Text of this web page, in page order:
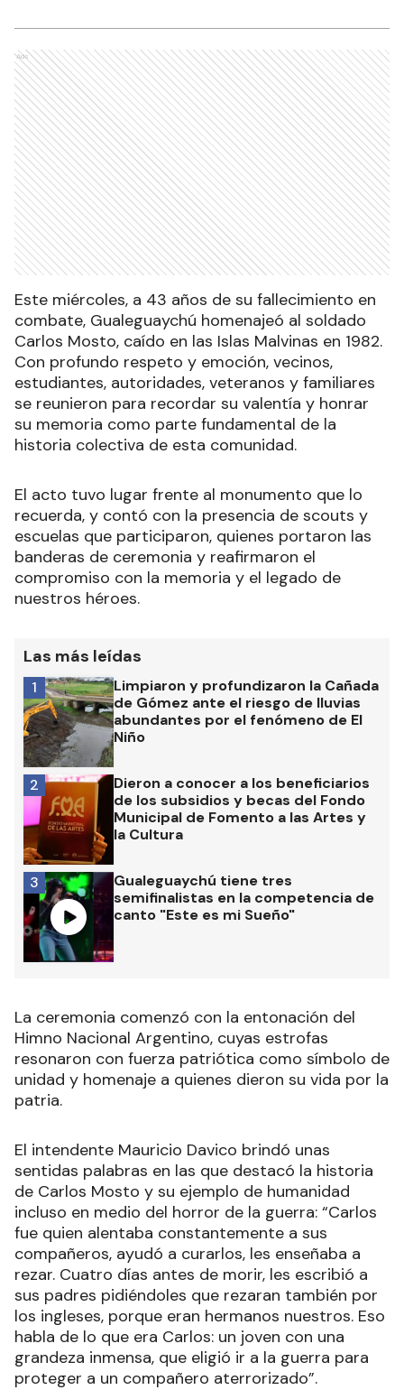
Ads
Este miércoles, a 43 años de su fallecimiento en
combate, Gualeguaychú homenajeó al soldado
Carlos Mosto, caído en las Islas Malvinas en 1982.
Con profundo respeto y emoción, vecinos,
estudiantes, autoridades, veteranos y familiares
se reunieron para recordar su valentía y honrar
su memoria como parte fundamental de la
historia colectiva de esta comunidad.
El acto tuvo lugar frente al monumento que lo
recuerda, y contó con la presencia de scouts y
escuelas que participaron, quienes portaron las
banderas de ceremonia y reafirmaron el
compromiso con la memoria y el legado de
nuestros héroes.
Las más leídas
Limpiaron y profundizaron la Cañada
de Gómez ante el riesgo de lluvias
abundantes por el fenómeno de El
Niño
1
Dieron a conocer a los beneficiarios
de los subsidios y becas del Fondo
Municipal de Fomento a las Artes y
la Cultura
2
Gualeguaychú tiene tres
semifinalistas en la competencia de
canto "Este es mi Sueño"
3
La ceremonia comenzó con la entonación del
Himno Nacional Argentino, cuyas estrofas
resonaron con fuerza patriótica como símbolo de
unidad y homenaje a quienes dieron su vida por la
patria.
El intendente Mauricio Davico brindó unas
sentidas palabras en las que destacó la historia
de Carlos Mosto y su ejemplo de humanidad
incluso en medio del horror de la guerra: “Carlos
fue quien alentaba constantemente a sus
compañeros, ayudó a curarlos, les enseñaba a
rezar. Cuatro días antes de morir, les escribió a
sus padres pidiéndoles que rezaran también por
los ingleses, porque eran hermanos nuestros. Eso
habla de lo que era Carlos: un joven con una
grandeza inmensa, que eligió ir a la guerra para
proteger a un compañero aterrorizado”.